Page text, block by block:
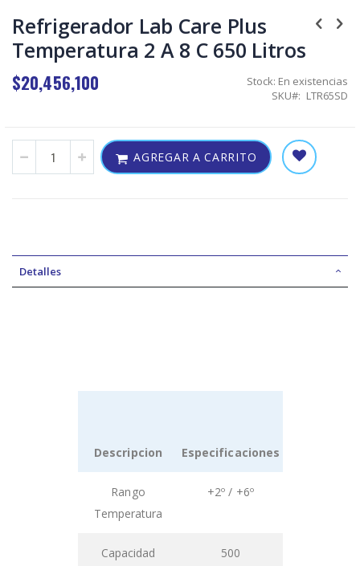
to
the
beginning
of
the
images
Refrigerador Lab Care Plus
Temperatura 2 A 8 C 650 Litros
$20,456,100 Stock: En existencias
SKU
LTR65SD
AGREGAR A CARRITO
Detalles
Descripcion Especificaciones
Rango
Temperatura
+2º / +6º
Capacidad
500